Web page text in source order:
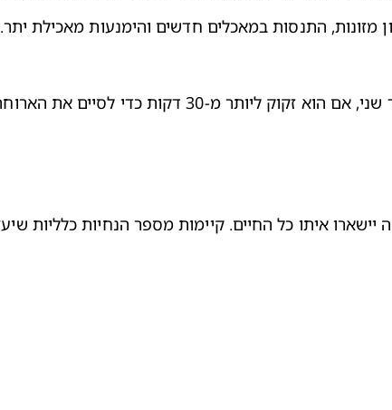
מזונות, התנסות במאכלים חדשים והימנעות מאכילת יתר.
את הארוחה, הוא לא באמת רעב, אז הניחו לו.